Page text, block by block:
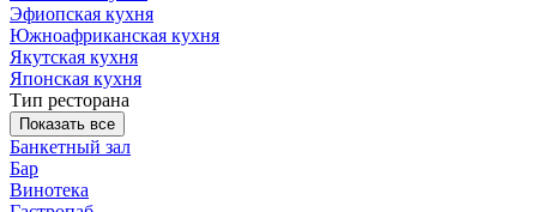
Эфиопская кухня
Южноафриканская кухня
Якутская кухня
Японская кухня
Тип ресторана
Показать все
Банкетный зал
Бар
Винотека